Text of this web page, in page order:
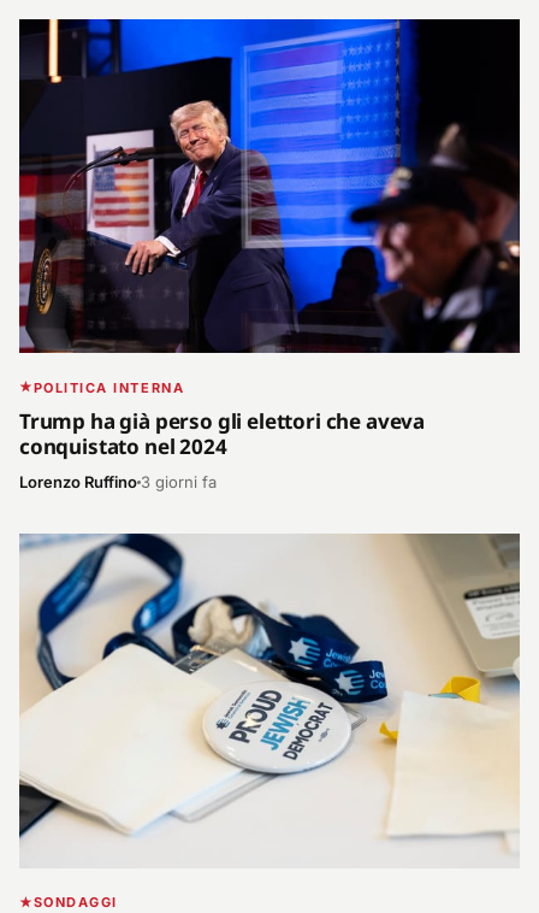
POLITICA INTERNA
Trump ha già perso gli elettori che aveva
conquistato nel 2024
Lorenzo Ruffino 3 giorni fa
SONDAGGI